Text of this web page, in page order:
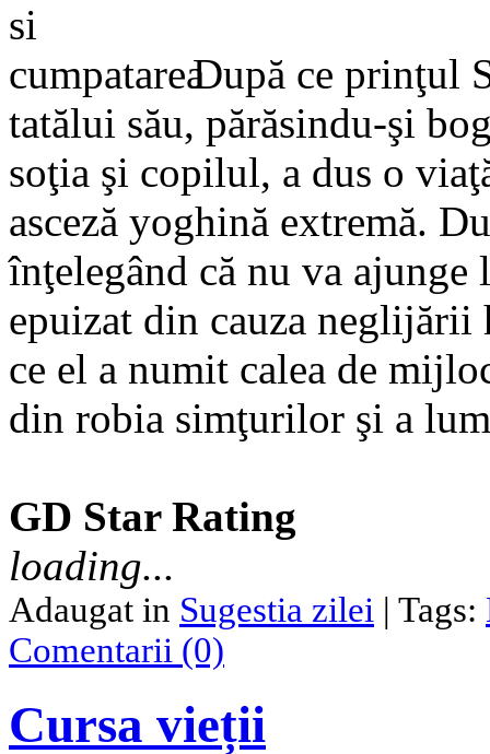
După ce prinţul
tatălui său, părăsindu-şi
soţia şi copilul, a dus o
asceză yoghină extremă.
înţelegând că nu va
epuizat din cauza neglijării
ce el a numit calea de
din robia simţurilor şi a
GD Star Rating
loading...
Adaugat in Sugestia zilei | Tags:
Comentarii (0)
Cursa vieții